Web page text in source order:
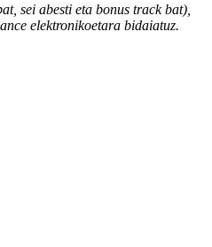
sei abesti eta bonus track bat),
elektronikoetara bidaiatuz.